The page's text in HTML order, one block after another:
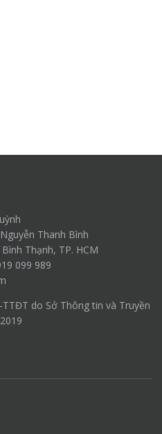
Thanh Bình
Thạnh, TP. HCM
099 989
do Sở Thông tin và Truyền